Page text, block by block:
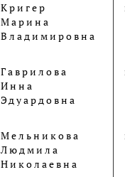
Кригер
Марина
Владимировна
Гаврилова
Инна
Эдуардовна
Мельникова
Людмила
Николаевна